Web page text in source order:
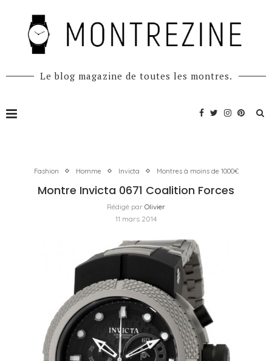
Le blog magazine de toutes les montres.
Fashion Homme Invicta Montres à moins de 1000€
Montre Invicta 0671 Coalition Forces
Rédigé par Olivier
11 mars 2014